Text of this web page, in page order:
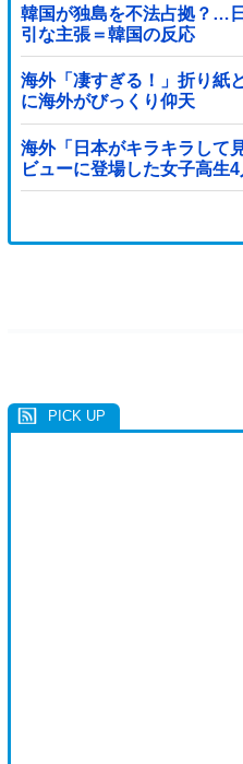
韓国が独島を不法占拠？…
引な主張＝韓国の反応
海外「凄すぎる！」折り紙
に海外がびっくり仰天
海外「日本がキラキラして
ビューに登場した女子高生